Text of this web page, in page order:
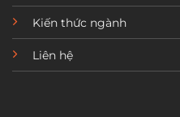
Kiến thức ngành
Liên hệ